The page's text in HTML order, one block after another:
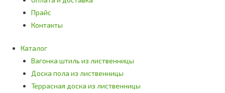
Прайс
Контакты
Каталог
Вагонка штиль из лиственницы
Доска пола из лиственницы
Террасная доска из лиственницы